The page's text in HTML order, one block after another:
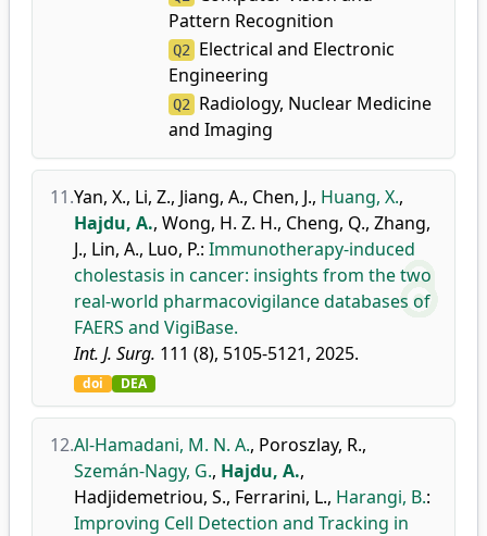
Pattern Recognition
Q2
Electrical and Electronic
Engineering
Q2
Radiology, Nuclear Medicine
and Imaging
11.Yan, X., Li, Z., Jiang, A., Chen, J., Huang, X.,
Hajdu, A., Wong, H. Z. H., Cheng, Q., Zhang,
J., Lin, A., Luo, P.: Immunotherapy-induced
cholestasis in cancer: insights from the two
real-world pharmacovigilance databases of
FAERS and VigiBase.
Int. J. Surg. 111 (8), 5105-5121, 2025.
doi DEA
12.Al-Hamadani, M. N. A., Poroszlay, R.,
Szemán-Nagy, G., Hajdu, A.,
Hadjidemetriou, S., Ferrarini, L., Harangi, B.:
Improving Cell Detection and Tracking in